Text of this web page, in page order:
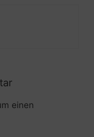
einen